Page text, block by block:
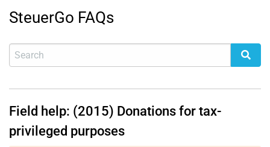
SteuerGo FAQs
Field help: (2015) Donations for tax-
privileged purposes